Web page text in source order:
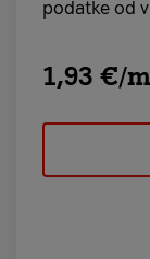
podatke od
1,93 €/